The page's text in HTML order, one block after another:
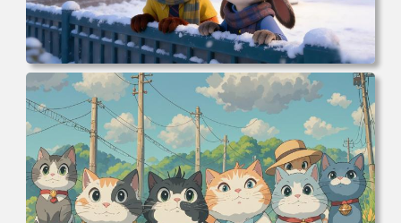
电脑壁纸 动漫 冬季 公交车 朱迪狐尼克 4K 电脑壁纸 3840x2
160 电脑桌面 高清壁纸 壁纸下载 壁纸大全